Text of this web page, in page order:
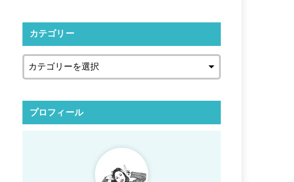
カテゴリー
プロフィール